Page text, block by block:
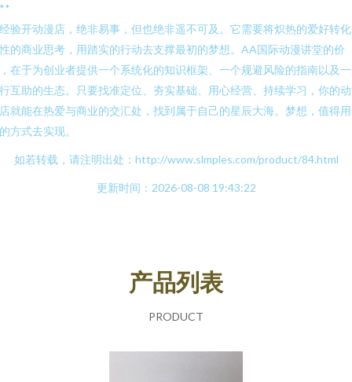
验开动漫店，绝非易事，但也绝非遥不可及。它需要将炽热的爱好转
的商业思考，用踏实的行动去支撑最初的梦想。AA国际动漫讲堂的价
在于为创业者提供一个系统化的知识框架、一个规避风险的指南以及
互助的生态。只要找准定位、夯实基础、用心经营、持续学习，你的
就能在热爱与商业的交汇处，找到属于自己的星辰大海。梦想，值得
方式去实现。
如若转载，请注明出处：http://www.slmples.com/product/84.html
更新时间：2026-08-08 19:43:22
产品列表
PRODUCT